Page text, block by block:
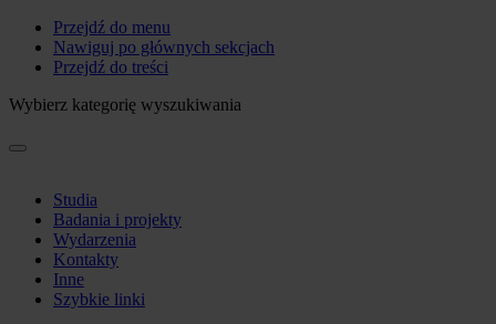
Przejdź do menu
Nawiguj po głównych sekcjach
Przejdź do treści
Wybierz kategorię wyszukiwania
Studia
Badania i projekty
Wydarzenia
Kontakty
Inne
Szybkie linki